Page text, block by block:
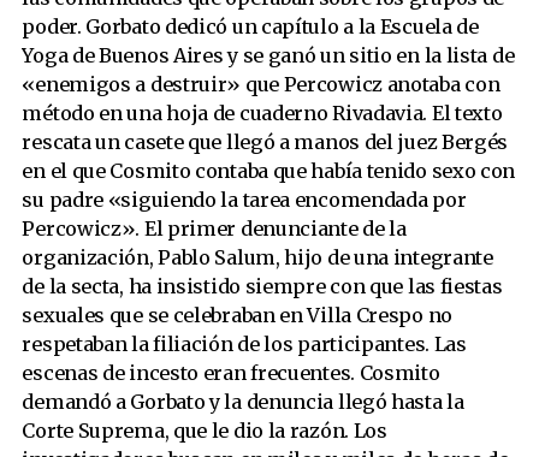
poder. Gorbato dedicó un capítulo a la Escuela de
Yoga de Buenos Aires y se ganó un sitio en la lista de
«enemigos a destruir» que Percowicz anotaba con
método en una hoja de cuaderno Rivadavia. El texto
rescata un casete que llegó a manos del juez Bergés
en el que Cosmito contaba que había tenido sexo con
su padre «siguiendo la tarea encomendada por
Percowicz». El primer denunciante de la
organización, Pablo Salum, hijo de una integrante
de la secta, ha insistido siempre con que las fiestas
sexuales que se celebraban en Villa Crespo no
respetaban la filiación de los participantes. Las
escenas de incesto eran frecuentes. Cosmito
demandó a Gorbato y la denuncia llegó hasta la
Corte Suprema, que le dio la razón. Los